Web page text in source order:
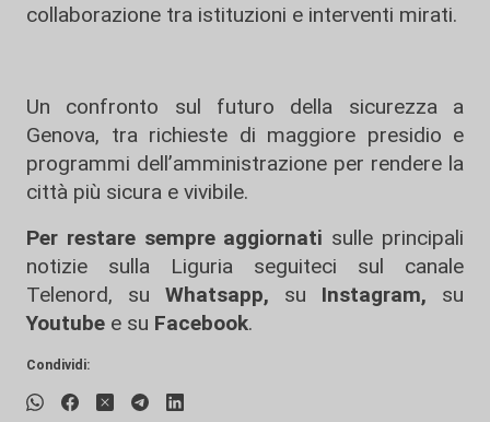
collaborazione tra istituzioni e interventi mirati.
Un confronto sul futuro della sicurezza a
Genova, tra richieste di maggiore presidio e
programmi dell’amministrazione per rendere la
città più sicura e vivibile.
Per restare sempre aggiornati sulle principali
notizie sulla Liguria seguiteci sul canale
Telenord, su
Whatsapp, su Instagram, su
Youtube e su Facebook.
Condividi: